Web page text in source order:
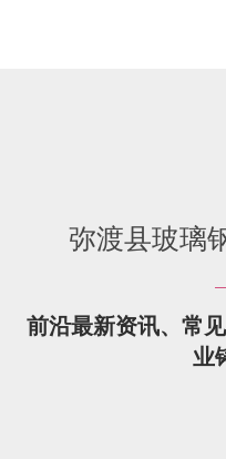
弥渡县玻璃
前沿最新资讯、常
业